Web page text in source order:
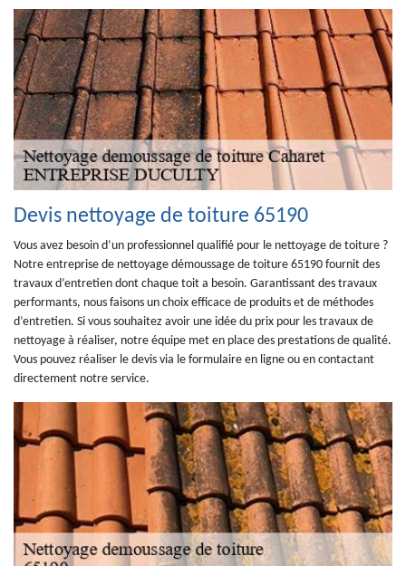
Devis nettoyage de toiture 65190
Vous avez besoin d’un professionnel qualifié pour le nettoyage de toiture ?
Notre entreprise de nettoyage démoussage de toiture 65190 fournit des
travaux d’entretien dont chaque toit a besoin. Garantissant des travaux
performants, nous faisons un choix efficace de produits et de méthodes
d’entretien. Si vous souhaitez avoir une idée du prix pour les travaux de
nettoyage à réaliser, notre équipe met en place des prestations de qualité.
Vous pouvez réaliser le devis via le formulaire en ligne ou en contactant
directement notre service.